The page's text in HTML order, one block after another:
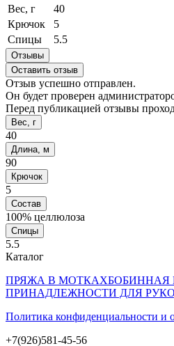
Вес, г
40
Крючок
5
Спицы
5.5
Отзывы
Оставить отзыв
Отзыв успешно отправлен.
Он будет проверен
Перед публикацией отзывы
Вес, г
40
Длина, м
90
Крючок
5
Состав
100% целлюлоза
Спицы
5.5
Каталог
ПРЯЖА В МОТКАХБОБИННАЯ
ПРИНАДЛЕЖНОСТИ ДЛЯ
Политика конфиденциальности и
+7(926)581-45-56